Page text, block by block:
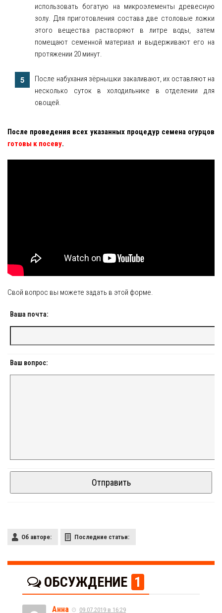
использовать богатую на микроэлементы древесную
золу. Для приготовления состава две столовые ложки
этого вещества растворяют в литре воды, затем
помещают семенной материал и выдерживают его на
протяжении 20 минут.
После набухания зёрнышки закаливают, их оставляют на
несколько суток в холодильнике в отделении для
овощей.
После проведения всех указанных процедур семена огурцов
готовы к посеву.
Свой вопрос вы можете задать в этой форме.
Ваша почта:
Ваш вопрос:
Об авторе: Последние статьи:
ОБСУЖДЕНИЕ 1
Анна 09.07.2019 в 16:29